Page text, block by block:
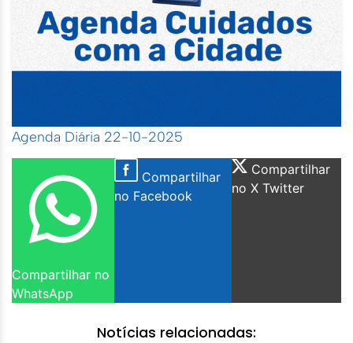
Agenda Diária 22-10-2025
Compartilhar no
WhatsApp
Compartilhar
no Facebook
Compartilhar
no X Twitter
Notícias relacionadas: